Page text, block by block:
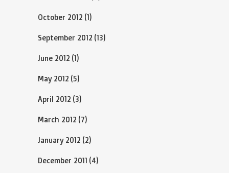
October 2012 (1)
September 2012 (13)
June 2012 (1)
May 2012 (5)
April 2012 (3)
March 2012 (7)
January 2012 (2)
December 2011 (4)